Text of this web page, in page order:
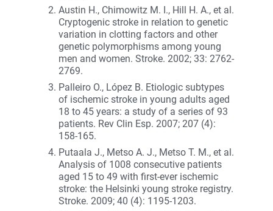
Austin H., Chimowitz M. I., Hill H. A., et al.
Cryptogenic stroke in relation to genetic
variation in clotting factors and other
genetic polymorphisms among young
men and women. Stroke. 2002; 33: 2762-
2769.
Palleiro O., López B. Etiologic subtypes
of ischemic stroke in young adults aged
18 to 45 years: a study of a series of 93
patients. Rev Clin Esp. 2007; 207 (4):
158-165.
Putaala J., Metso A. J., Metso T. M., et al.
Analysis of 1008 consecutive patients
aged 15 to 49 with first-ever ischemic
stroke: the Helsinki young stroke registry.
Stroke. 2009; 40 (4): 1195-1203.